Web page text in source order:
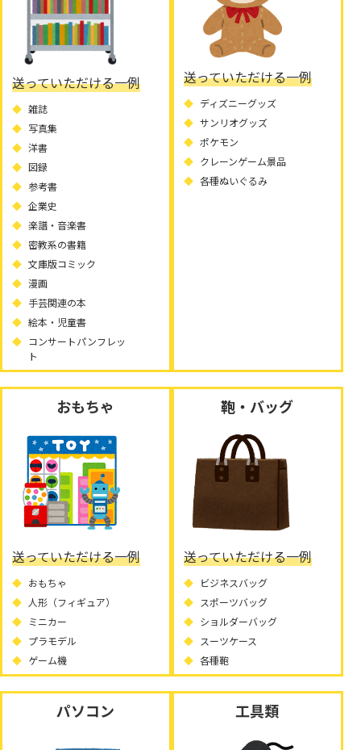
送っていただける一例
雑誌
写真集
洋書
図録
参考書
企業史
楽譜・音楽書
密教系の書籍
文庫版コミック
漫画
手芸関連の本
絵本・児童書
コンサートパンフレッ
ト
送っていただける一例
ディズニーグッズ
サンリオグッズ
ポケモン
クレーンゲーム景品
各種ぬいぐるみ
おもちゃ
送っていただける一例
おもちゃ
人形（フィギュア）
ミニカー
プラモデル
ゲーム機
鞄・バッグ
送っていただける一例
ビジネスバッグ
スポーツバッグ
ショルダーバッグ
スーツケース
各種鞄
パソコン 工具類